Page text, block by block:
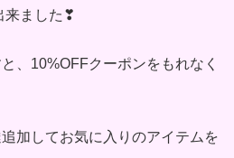
来ました❣︎
、10%OFFクーポンをもれなく
加してお気に入りのアイテムを